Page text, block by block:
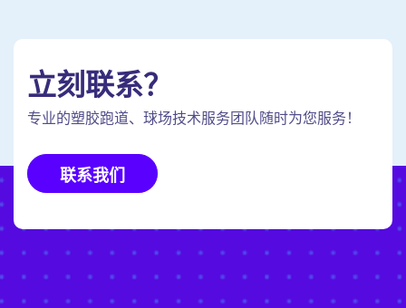
立刻联系？
专业的塑胶跑道、球场技术服务团队随时为您服务！
联系我们